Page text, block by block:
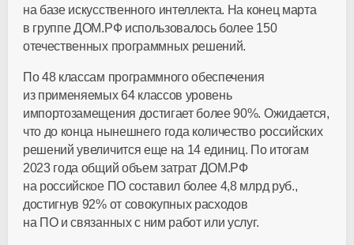
на базе искусственного интеллекта. На конец марта
в группе ДОМ.РФ использовалось более 150
отечественных программных решений.
По 48 классам программного обеспечения
из применяемых 64 классов уровень
импортозамещения достигает более 90%. Ожидается,
что до конца нынешнего года количество российских
решений увеличится еще на 14 единиц. По итогам
2023 года общий объем затрат ДОМ.РФ
на российское ПО составил более 4,8 млрд руб.,
достигнув 92% от совокупных расходов
на ПО и связанных с ним работ или услуг.